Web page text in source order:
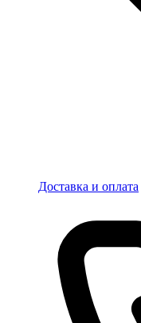
Доставка и оплата